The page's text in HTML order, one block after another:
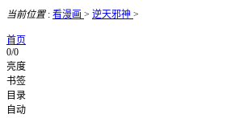
当前位置: 看漫画 > 逆天邪神 >
首页
0/0
亮度
书签
目录
自动